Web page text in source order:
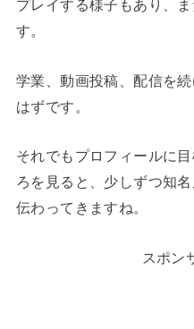
プレイする様子もあり、
す。
学業、動画投稿、配信を
はずです。
それでもプロフィールに
ろを見ると、少しずつ知
伝わってきますね。
スポン